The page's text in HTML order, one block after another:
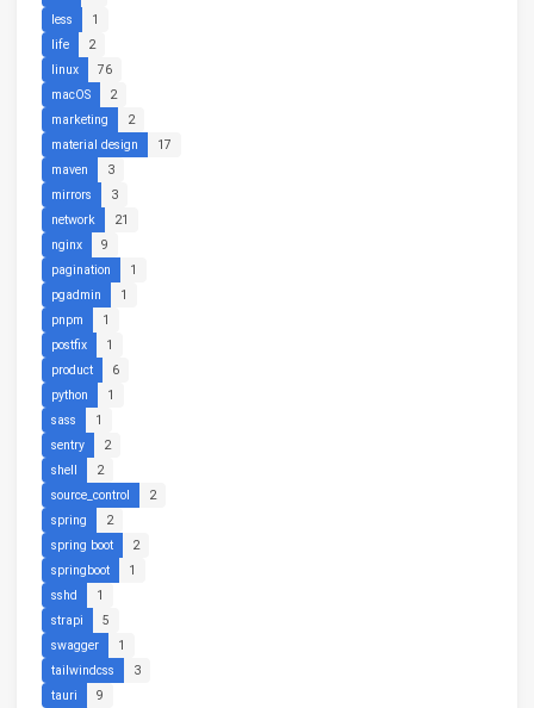
less
1
life
2
linux
76
macOS
2
marketing
2
material design
17
maven
3
mirrors
3
network
21
nginx
9
pagination
1
pgadmin
1
pnpm
1
postfix
1
product
6
python
1
sass
1
sentry
2
shell
2
source_control
2
spring
2
spring boot
2
springboot
1
sshd
1
strapi
5
swagger
1
tailwindcss
3
tauri
9